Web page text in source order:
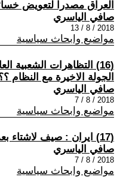
العراق مصدرا لتعويض
صافي الياسري
2018 / 8 / 13
مواضيع وابحاث سياسية
(16) التظاهرات الشعبية
الجولة الاخيرة مع النظام
صافي الياسري
2018 / 8 / 7
مواضيع وابحاث سياسية
(17) ايران : صيف لاشتاء بعده
صافي الياسري
2018 / 8 / 7
مواضيع وابحاث سياسية